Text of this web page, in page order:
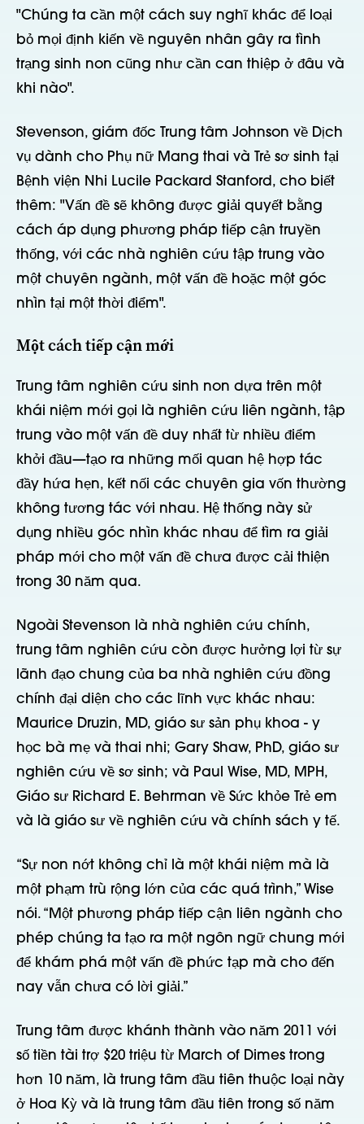
"Chúng ta cần một cách suy nghĩ khác để loại
bỏ mọi định kiến về nguyên nhân gây ra tình
trạng sinh non cũng như cần can thiệp ở đâu và
khi nào".
Stevenson, giám đốc Trung tâm Johnson về Dịch
vụ dành cho Phụ nữ Mang thai và Trẻ sơ sinh tại
Bệnh viện Nhi Lucile Packard Stanford, cho biết
thêm: "Vấn đề sẽ không được giải quyết bằng
cách áp dụng phương pháp tiếp cận truyền
thống, với các nhà nghiên cứu tập trung vào
một chuyên ngành, một vấn đề hoặc một góc
nhìn tại một thời điểm".
Một cách tiếp cận mới
Trung tâm nghiên cứu sinh non dựa trên một
khái niệm mới gọi là nghiên cứu liên ngành, tập
trung vào một vấn đề duy nhất từ nhiều điểm
khởi đầu—tạo ra những mối quan hệ hợp tác
đầy hứa hẹn, kết nối các chuyên gia vốn thường
không tương tác với nhau. Hệ thống này sử
dụng nhiều góc nhìn khác nhau để tìm ra giải
pháp mới cho một vấn đề chưa được cải thiện
trong 30 năm qua.
Ngoài Stevenson là nhà nghiên cứu chính,
trung tâm nghiên cứu còn được hưởng lợi từ sự
lãnh đạo chung của ba nhà nghiên cứu đồng
chính đại diện cho các lĩnh vực khác nhau:
Maurice Druzin, MD, giáo sư sản phụ khoa - y
học bà mẹ và thai nhi; Gary Shaw, PhD, giáo sư
nghiên cứu về sơ sinh; và Paul Wise, MD, MPH,
Giáo sư Richard E. Behrman về Sức khỏe Trẻ em
và là giáo sư về nghiên cứu và chính sách y tế.
“Sự non nớt không chỉ là một khái niệm mà là
một phạm trù rộng lớn của các quá trình,” Wise
nói. “Một phương pháp tiếp cận liên ngành cho
phép chúng ta tạo ra một ngôn ngữ chung mới
để khám phá một vấn đề phức tạp mà cho đến
nay vẫn chưa có lời giải.”
Trung tâm được khánh thành vào năm 2011 với
số tiền tài trợ $20 triệu từ March of Dimes trong
hơn 10 năm, là trung tâm đầu tiên thuộc loại này
ở Hoa Kỳ và là trung tâm đầu tiên trong số năm